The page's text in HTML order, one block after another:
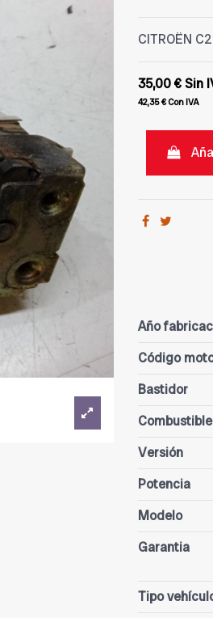
CITROËN C2
35,00 €Sin
42,35 €Con IVA
Año
Código
Bastidor
Combustible
Versión
Potencia
Modelo
Garantia
Tipo